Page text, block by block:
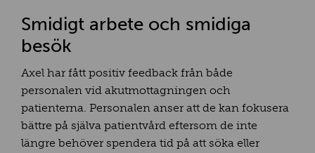
Smidigt arbete och smidiga
besök
Axel har fått positiv feedback från både
personalen vid akutmottagningen och
patienterna. Personalen anser att de kan fokusera
bättre på själva patientvård eftersom de inte
längre behöver spendera tid på att söka eller